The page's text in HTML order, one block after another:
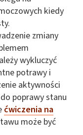
kiedy
zmiany
wykluczyć
potrawy i
aktywności
poprawy stanu
ćwiczenia na
może być